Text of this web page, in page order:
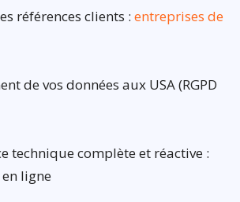
références clients : entreprises de
de vos données aux USA (RGPD
technique complète et réactive :
ligne